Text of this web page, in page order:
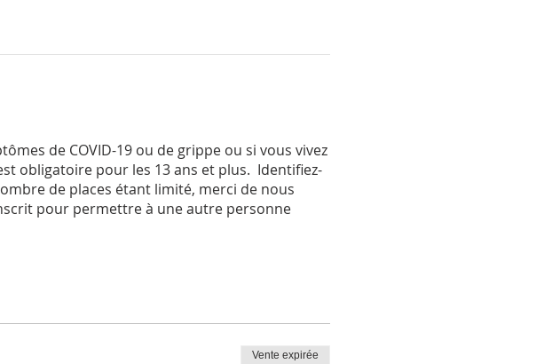
de COVID-19 ou de grippe ou si vous vivez
obligatoire pour les 13 ans et plus. Identifiez-
de places étant limité, merci de nous
pour permettre à une autre personne
Vente expirée